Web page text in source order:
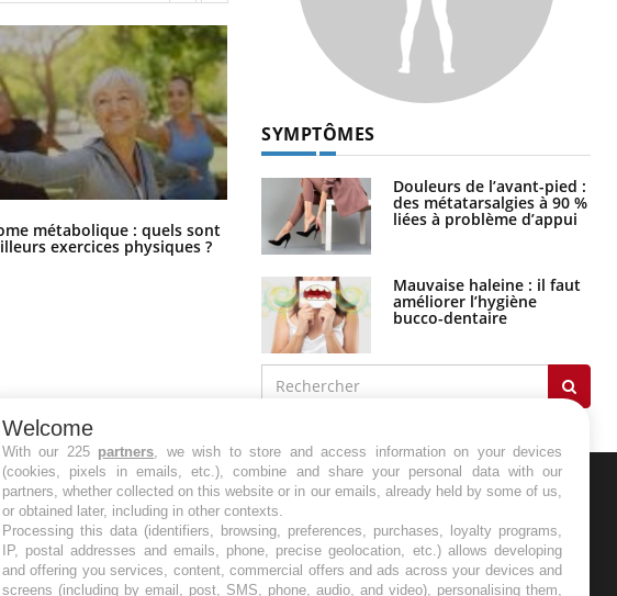
métabolique : quels sont
exercices physiques ?
Comment éviter une otite pendant
les vacances ?
SYMPTÔMES
Douleurs de l’avant-pied :
des métatarsalgies à 90 %
liées à problème d’appui
Mauvaise haleine : il faut
améliorer l’hygiène
bucco-dentaire
NEWSLETTER
Recevez toutes les semaines les meilleures
infos santé
Welcome
With our 225 partners, we wish to store and access information on your devices
(cookies, pixels in emails, etc.), combine and share your personal data with our
partners, whether collected on this website or in our emails, already held by some of us,
or obtained later, including in other contexts.
Processing this data (identifiers, browsing, preferences, purchases, loyalty programs,
IP, postal addresses and emails, phone, precise geolocation, etc.) allows developing
and offering you services, content, commercial offers and ads across your devices and
screens (including by email, post, SMS, phone, audio, and video), personalising them,